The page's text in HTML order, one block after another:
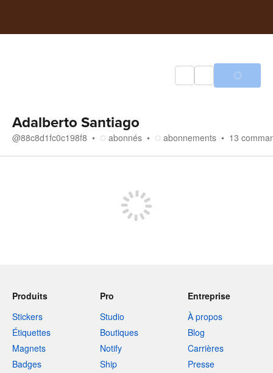
Adalberto Santiago
@88c8d1fc0c198f8 abonnés abonnements 13
Produits
Stickers
Étiquettes
Magnets
Badges
Pro
Studio
Boutiques
Notify
Ship
Entreprise
À propos
Blog
Carrières
Presse